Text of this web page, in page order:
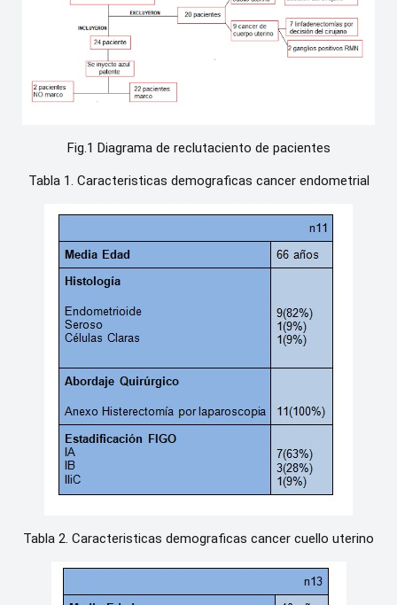
Fig.1 Diagrama de reclutaciento de pacientes
Tabla 1. Caracteristicas demograficas cancer endometrial
Tabla 2. Caracteristicas demograficas cancer cuello uterino